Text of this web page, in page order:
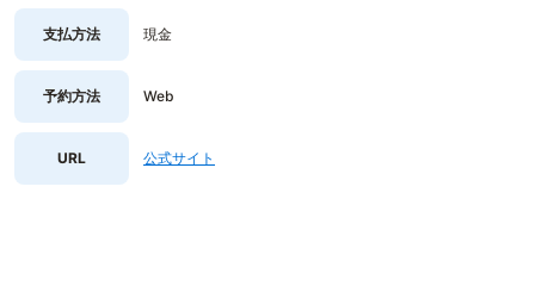
支払方法 現金
予約方法 Web
URL 公式サイト